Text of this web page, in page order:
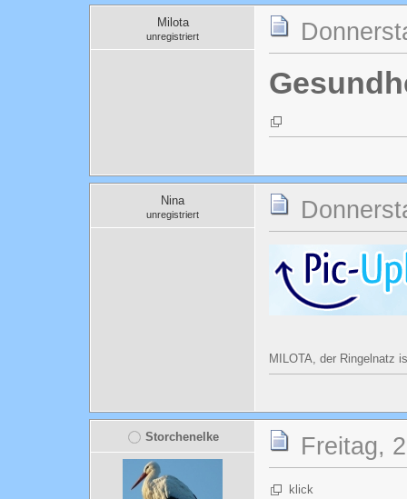
Milota
unregistriert
Nina
unregistriert
MILOTA, der Ringelnatz
Storchenelke Freitag,
klick